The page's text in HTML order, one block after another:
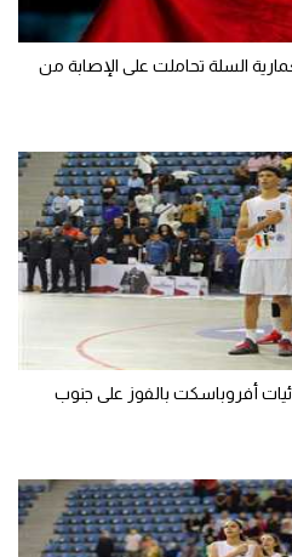
السلة تحاملت على الإصابة من
أفروباسكت بالفوز على جنوب